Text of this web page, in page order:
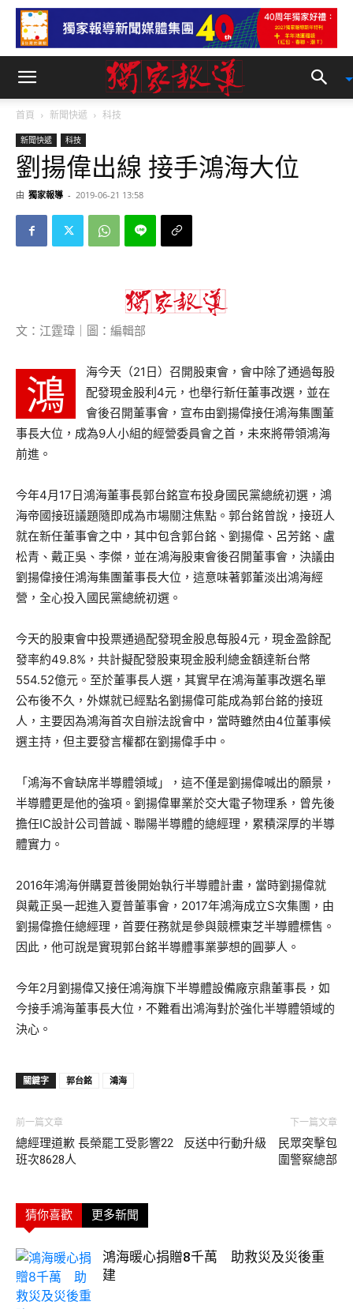
首頁 新聞快遞 科技
新聞快遞 科技
劉揚偉出線 接手鴻海大位
由 獨家報導 - 2019-06-21 13:58
文：江霆瑋｜圖：編輯部
鴻
海今天（21日）召開股東會，會中除了通過每股
配發現金股利4元，也舉行新任董事改選，並在
會後召開董事會，宣布由劉揚偉接任鴻海集團董
事長大位，成為9人小組的經營委員會之首，未來將帶領鴻海
前進。
今年4月17日鴻海董事長郭台銘宣布投身國民黨總統初選，鴻
海帝國接班議題隨即成為市場關注焦點。郭台銘曾說，接班人
就在新任董事會之中，其中包含郭台銘、劉揚偉、呂芳銘、盧
松青、戴正吳、李傑，並在鴻海股東會後召開董事會，決議由
劉揚偉接任鴻海集團董事長大位，這意味著郭董淡出鴻海經
營，全心投入國民黨總統初選。
今天的股東會中投票通過配發現金股息每股4元，現金盈餘配
發率約49.8%，共計擬配發股東現金股利總金額達新台幣
554.52億元。至於董事長人選，其實早在鴻海董事改選名單
公布後不久，外媒就已經點名劉揚偉可能成為郭台銘的接班
人，主要因為鴻海首次自辦法說會中，當時雖然由4位董事候
選主持，但主要發言權都在劉揚偉手中。
「鴻海不會缺席半導體領域」，這不僅是劉揚偉喊出的願景，
半導體更是他的強項。劉揚偉畢業於交大電子物理系，曾先後
擔任IC設計公司普誠、聯陽半導體的總經理，累積深厚的半導
體實力。
2016年鴻海併購夏普後開始執行半導體計畫，當時劉揚偉就
與戴正吳一起進入夏普董事會，2017年鴻海成立S次集團，由
劉揚偉擔任總經理，首要任務就是參與競標東芝半導體標售。
因此，他可說是實現郭台銘半導體事業夢想的圓夢人。
今年2月劉揚偉又接任鴻海旗下半導體設備廠京鼎董事長，如
今接手鴻海董事長大位，不難看出鴻海對於強化半導體領域的
決心。
關鍵字 郭台銘 鴻海
前一篇文章
總經理道歉 長榮罷工受影響22
班次8628人
下一篇文章
反送中行動升級 民眾突擊包
圍警察總部
猜你喜歡 更多新聞
鴻海暖心捐贈8千萬 助救災及災後重
建